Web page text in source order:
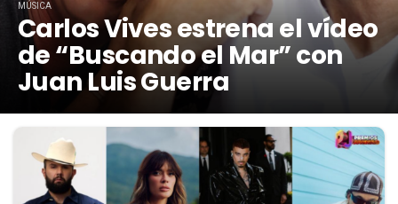
MÚSICA
Carlos Vives estrena el vídeo
de “Buscando el Mar” con
Juan Luis Guerra